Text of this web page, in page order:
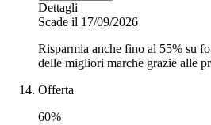
Dettagli
Scade il 17/09/2026
Risparmia anche fino al 55% su
delle migliori marche grazie alle
Offerta
60%